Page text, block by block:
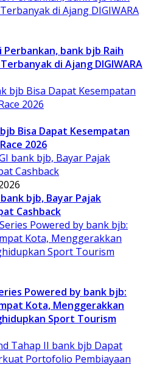
bank bjb Raih
di Ajang DIGIWARA
Bisa Dapat Kesempatan
2026
bjb, Bayar Pajak
Cashback
Powered by bank bjb:
Kota, Menggerakkan
Sport Tourism